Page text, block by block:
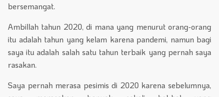
bersemangat.
Ambillah tahun 2020, di mana yang menurut orang-orang
itu adalah tahun yang kelam karena pandemi, namun bagi
saya itu adalah salah satu tahun terbaik yang pernah saya
rasakan.
Saya pernah merasa pesimis di 2020 karena sebelumnya,